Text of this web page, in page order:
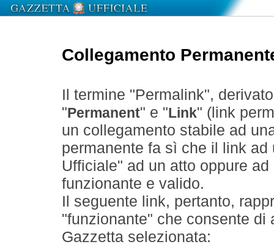
Collegamento
Il termine "Permalink",
" Permanent" e " Link" (link
un collegamento stabile ad
permanente fa sì che il link
Ufficiale" ad un atto oppure
funzionante e valido.
Il seguente link, pertanto,
"funzionante" che consente
Gazzetta selezionata: